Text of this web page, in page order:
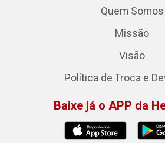
Quem Somos
Missão
Visão
Política de Troca e
Baixe já o APP da